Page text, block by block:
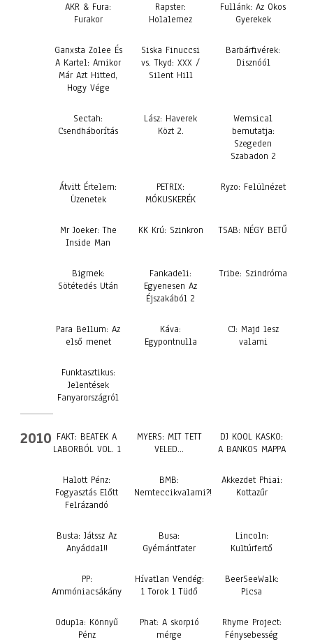
AKR & Fura:
Furakor
Rapster:
Holalemez
Fullánk: Az Okos
Gyerekek
Ganxsta Zolee És
A Kartel: Amikor
Már Azt Hitted,
Hogy Vége
Siska Finuccsi
vs. Tkyd: XXX /
Silent Hill
Barbárfivérek:
Disznóól
Sectah:
Csendháborítás
Lász: Haverek
Közt 2.
Wemsical
bemutatja:
Szegeden
Szabadon 2
Átvitt Értelem:
Üzenetek
PETRIX:
MÓKUSKERÉK
Ryzo: Felülnézet
Mr Joeker: The
Inside Man
KK Krú: Szinkron TSAB: NÉGY BETŰ
Bigmek:
Sötétedés Után
Fankadeli:
Egyenesen Az
Éjszakából 2
Tribe: Szindróma
Para Bellum: Az
első menet
Káva:
Egypontnulla
CJ: Majd lesz
valami
Funktasztikus:
Jelentések
Fanyarországról
2010 FAKT: BEATEK A
LABORBÓL VOL. 1
MYERS: MIT TETT
VELED…
DJ KOOL KASKO:
A BANKOS MAPPA
Halott Pénz:
Fogyasztás Előtt
Felrázandó
BMB:
Nemteccikvalami?!
Akkezdet Phiai:
Kottazűr
Busta: Játssz Az
Anyáddal!!
Busa:
Gyémántfater
Lincoln:
Kultúrfertő
PP:
Ammóniacsákány
Hívatlan Vendég:
1 Torok 1 Tüdő
BeerSeeWalk:
Picsa
Odupla: Könnyű
Pénz
Phat: A skorpió
mérge
Rhyme Project:
Fénysebesség